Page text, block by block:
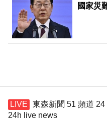
國家災
東森新聞 51 頻道
24h live news